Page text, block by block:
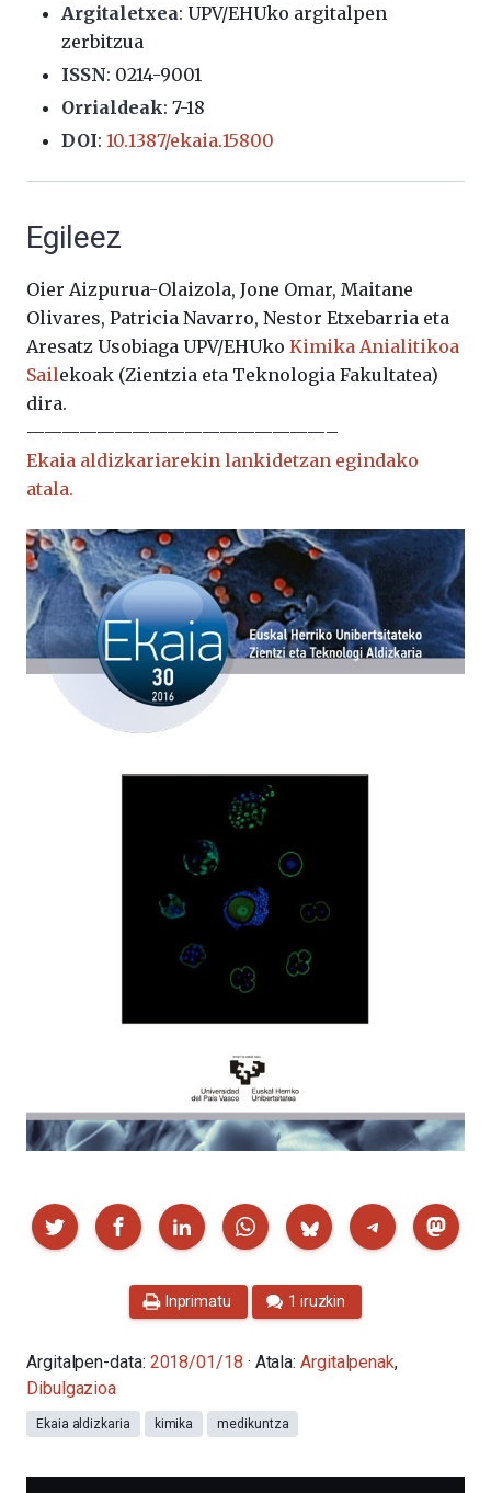
Argitaletxea: UPV/EHUko argitalpen
zerbitzua
ISSN: 0214-9001
Orrialdeak: 7-18
DOI: 10.1387/ekaia.15800
Egileez
Oier Aizpurua-Olaizola, Jone Omar, Maitane
Olivares, Patricia Navarro, Nestor Etxebarria eta
Aresatz Usobiaga UPV/EHUko Kimika Anialitikoa
Sailekoak (Zientzia eta Teknologia Fakultatea)
dira.
—————————————————–
Ekaia aldizkariarekin lankidetzan egindako
atala.
Partekatu
Inprimatu 1 iruzkin
Argitalpen-data: 2018/01/18 · Atala:Argitalpenak,
Dibulgazioa
Ekaia aldizkaria kimika medikuntza